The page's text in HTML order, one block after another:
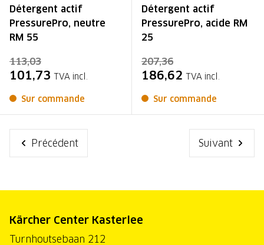
Détergent actif
PressurePro, neutre
RM 55
113,03
101,73 TVA incl.
Sur commande
Détergent actif
PressurePro, acide RM
25
207,36
186,62 TVA incl.
Sur commande
Précédent Suivant
Kärcher Center Kasterlee
Turnhoutsebaan 212